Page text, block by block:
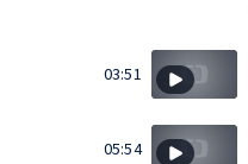
03:51
05:54